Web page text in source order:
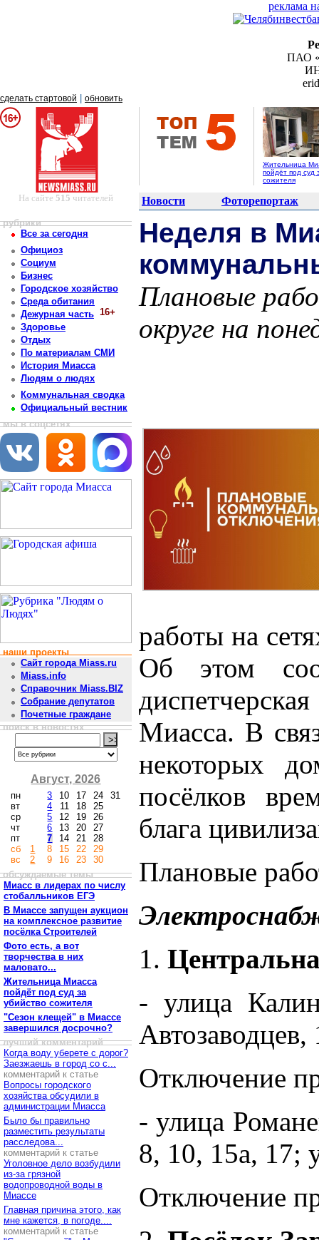
реклама
ПАО
сделать стартовой обновить
Жительница
пойдёт под суд
сожителя
На сайте 515 читателей Новости Фоторепортаж
рубрики
Все за сегодня
Официоз
Социум
Бизнес
Городское хозяйство
Среда обитания
Дежурная часть 16+
Здоровье
Отдых
По материалам СМИ
История Миасса
Людям о людях
Коммунальная сводка
Официальный вестник
мы в соцсетях
наши проекты
Сайт города Miass.ru
Miass.info
Справочник Miass.BIZ
Собрание депутатов
Почетные граждане
поиск в новостях
Август, 2026
пн
вт
ср
чт
пт
сб
вс
1
2
3
4
5
6
7
8
9
10
11
12
13
14
15
16
17
18
19
20
21
22
23
24
25
26
27
28
29
30
31
обсуждаемые темы
Миасс в лидерах по числу
стобалльников ЕГЭ
В Миассе запущен аукцион
на комплексное развитие
посёлка Строителей
Фото есть, а вот
творчества в них
маловато...
Жительница Миасса
пойдёт под суд за
убийство сожителя
"Сезон клещей" в Миассе
завершился досрочно?
лучший комментарий
Когда воду уберете с дорог?
Заезжаешь в город со с...
комментарий к статье
Вопросы городского
хозяйства обсудили в
администрации Миасса
Было бы правильно
разместить результаты
расследова...
комментарий к статье
Уголовное дело возбудили
из-за грязной
водопроводной воды в
Миассе
Главная причина этого, как
мне кажется, в погоде....
комментарий к статье
Неделя в
Плановые
округе на
работы на
Об этом
Миасса. В
некоторых
посёлков
блага
Плановые
1.
- улица
Автозаводцев,
Отключение
- улица
8, 10, 15а, 17;
Отключение